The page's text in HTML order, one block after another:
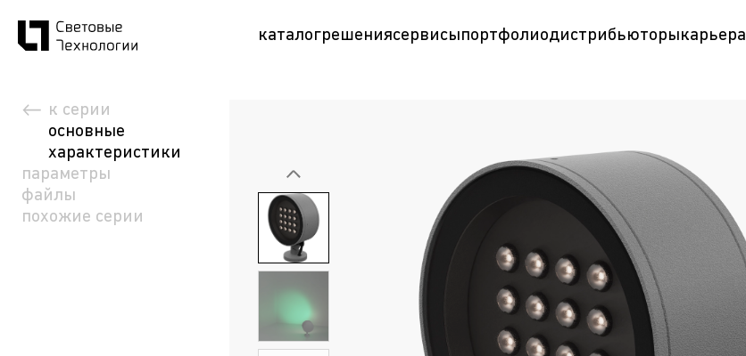
каталогрешениясервисыпортфолиодистрибьюторыкарьера
к серии
основные
характеристики
параметры
файлы
похожие серии